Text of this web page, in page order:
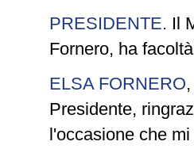
PRESIDENTE. Il
Fornero, ha
ELSA FORNERO
Presidente,
l'occasione che